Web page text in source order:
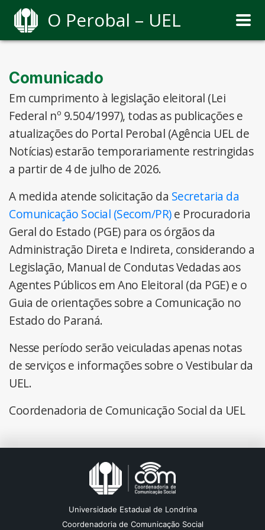
O Perobal – UEL
Comunicado
Em cumprimento à legislação eleitoral (Lei
Federal nº 9.504/1997), todas as publicações e
atualizações do Portal Perobal (Agência UEL de
Notícias) estarão temporariamente restringidas
a partir de 4 de julho de 2026.
A medida atende solicitação da Secretaria da
Comunicação Social (Secom/PR)e Procuradoria
Geral do Estado (PGE) para os órgãos da
Administração Direta e Indireta, considerando a
Legislação, Manual de Condutas Vedadas aos
Agentes Públicos em Ano Eleitoral (da PGE) e o
Guia de orientações sobre a Comunicação no
Estado do Paraná.
Nesse período serão veiculadas apenas notas
de serviços e informações sobre o Vestibular da
UEL.
Coordenadoria de Comunicação Social da UEL
Universidade Estadual de Londrina
Coordenadoria de Comunicação Social